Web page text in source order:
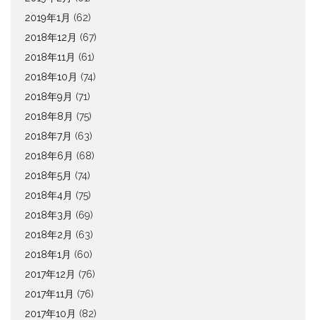
2019年1月 (62)
2018年12月 (67)
2018年11月 (61)
2018年10月 (74)
2018年9月 (71)
2018年8月 (75)
2018年7月 (63)
2018年6月 (68)
2018年5月 (74)
2018年4月 (75)
2018年3月 (69)
2018年2月 (63)
2018年1月 (60)
2017年12月 (76)
2017年11月 (76)
2017年10月 (82)